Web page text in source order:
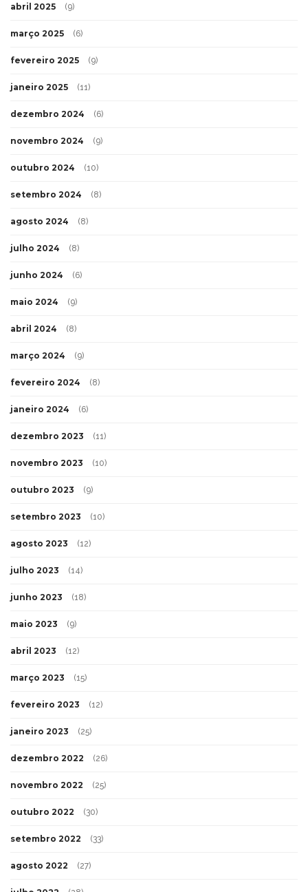
abril 2025 (9)
março 2025 (6)
fevereiro 2025 (9)
janeiro 2025 (11)
dezembro 2024 (6)
novembro 2024 (9)
outubro 2024 (10)
setembro 2024 (8)
agosto 2024 (8)
julho 2024 (8)
junho 2024 (6)
maio 2024 (9)
abril 2024 (8)
março 2024 (9)
fevereiro 2024 (8)
janeiro 2024 (6)
dezembro 2023 (11)
novembro 2023 (10)
outubro 2023 (9)
setembro 2023 (10)
agosto 2023 (12)
julho 2023 (14)
junho 2023 (18)
maio 2023 (9)
abril 2023 (12)
março 2023 (15)
fevereiro 2023 (12)
janeiro 2023 (25)
dezembro 2022 (26)
novembro 2022 (25)
outubro 2022 (30)
setembro 2022 (33)
agosto 2022 (27)